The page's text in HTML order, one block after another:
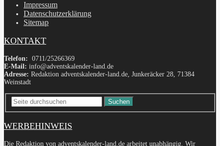
Impressum
Datenschutzerklärung
Sitemap
KONTAKT
Telefon: 0711/25266369
E-Mail: info@adventskalender-land.de
Adresse: Redaktion adventskalender-land.de, Junkeräcker 28, 71384
Weinstadt
Suchen
WERBEHINWEIS
Die Redaktion von adventskalender-land.de arbeitet unabhängig. Wir